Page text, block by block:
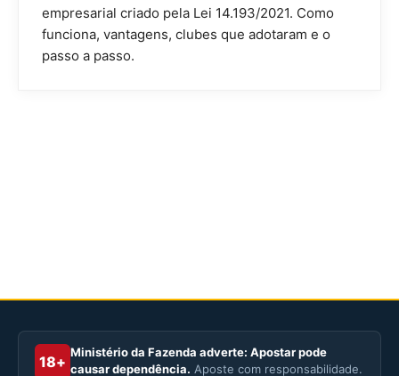
empresarial criado pela Lei 14.193/2021. Como
funciona, vantagens, clubes que adotaram e o
passo a passo.
18+
Ministério da Fazenda adverte: Apostar pode
causar dependência. Aposte com responsabilidade.